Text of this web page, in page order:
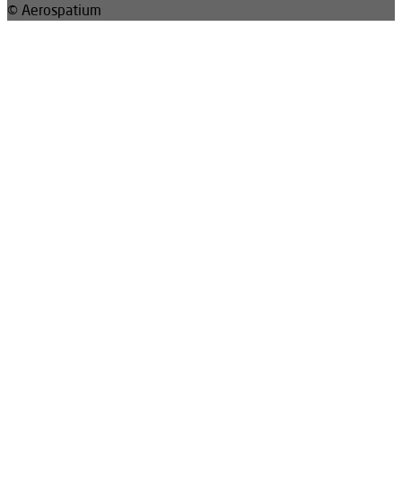
© Aerospatium